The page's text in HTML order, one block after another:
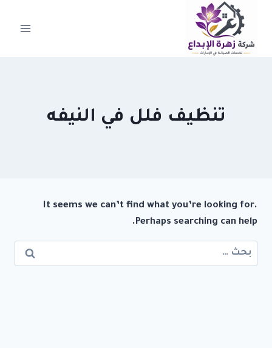
التجاوز
المحتوى
تنظيف فلل في النيفه
It seems we can’t find what you’re looking for.
Perhaps searching can help.
البحث
عن: